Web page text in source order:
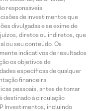
responsáveis
de investimentos que
divulgadas e se exime de
diretos ou indiretos, que
ou seu conteúdo. Os
indicativos de resultados
os objetivos de
específicas de qualquer
financeira
pessoais, antes de tomar
destinado à circulação
Investimentos, incluindo